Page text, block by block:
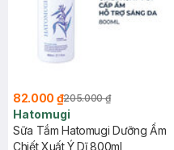
82.000 ₫205.000 ₫
Hatomugi
Sữa Tắm Hatomugi Dưỡng Ẩm
Chiết Xuất Ý Dĩ 800ml